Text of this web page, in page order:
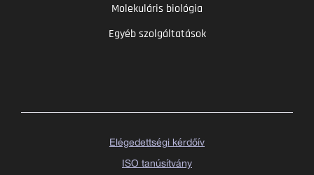
Molekuláris biológia
Egyéb szolgáltatások
Elégedettségi kérdőív
ISO tanúsítvány